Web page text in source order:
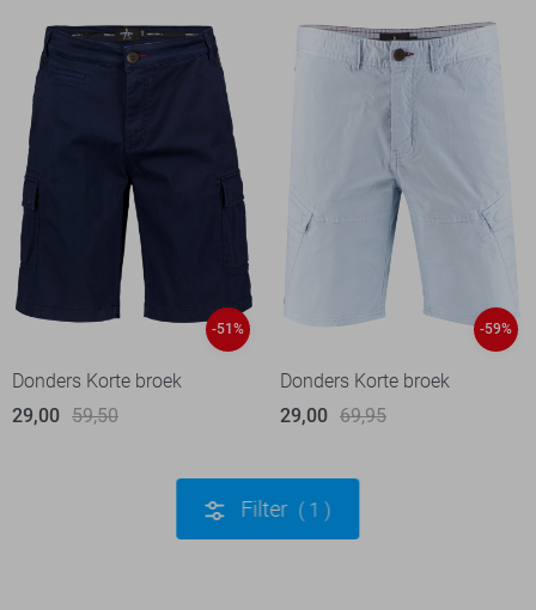
-51%
Donders Korte broek
29,00 59,50
-59%
Donders Korte broek
29,00 69,95
Filter 1